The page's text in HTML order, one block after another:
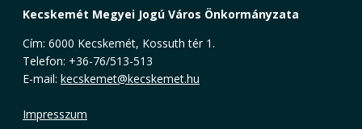
Kecskemét Megyei Jogú Város Önkormányzata
Cím: 6000 Kecskemét, Kossuth tér 1.
Telefon: +36-76/513-513
E-mail: kecskemet@kecskemet.hu
Impresszum